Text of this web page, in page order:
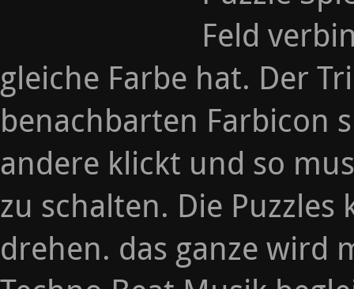
Feld
gleiche Farbe hat. Der
benachbarten Farbicon
andere klickt und so
zu schalten. Die
drehen. das ganze wird